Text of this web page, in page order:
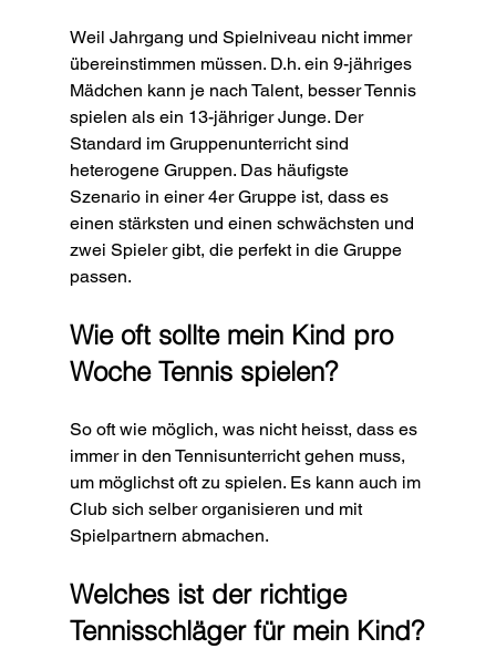
Weil Jahrgang und Spielniveau nicht immer
übereinstimmen müssen. D.h. ein 9-jähriges
Mädchen kann je nach Talent, besser Tennis
spielen als ein 13-jähriger Junge. Der
Standard im Gruppenunterricht sind
heterogene Gruppen. Das häufigste
Szenario in einer 4er Gruppe ist, dass es
einen stärksten und einen schwächsten und
zwei Spieler gibt, die perfekt in die Gruppe
passen.
Wie oft sollte mein Kind pro
Woche Tennis spielen?
So oft wie möglich, was nicht heisst, dass es
immer in den Tennisunterricht gehen muss,
um möglichst oft zu spielen. Es kann auch im
Club sich selber organisieren und mit
Spielpartnern abmachen.
Welches ist der richtige
Tennisschläger für mein Kind?